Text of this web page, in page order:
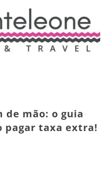
de mão: o guia
pagar taxa extra!